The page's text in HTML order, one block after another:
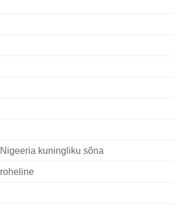
Nigeeria kuningliku sõna
roheline